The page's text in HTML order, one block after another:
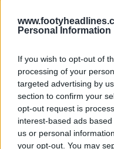
Personal Information
If you wish to opt-out of
processing of your
targeted advertising by
section to confirm your
opt-out request is
interest-based ads
us or personal
your opt-out. You may